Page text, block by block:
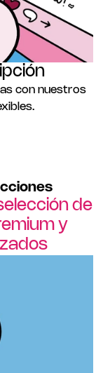
con nuestros
de
y